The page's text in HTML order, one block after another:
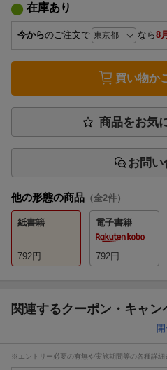
在庫あり
今からのご注文で なら8
買い物か
商品をお気
お問い
他の形態の商品 （全2件）
紙書籍
792円
電子書籍
792円
関連するクーポン・キャン
※エントリー必要の有無や実施期間等の各種詳細